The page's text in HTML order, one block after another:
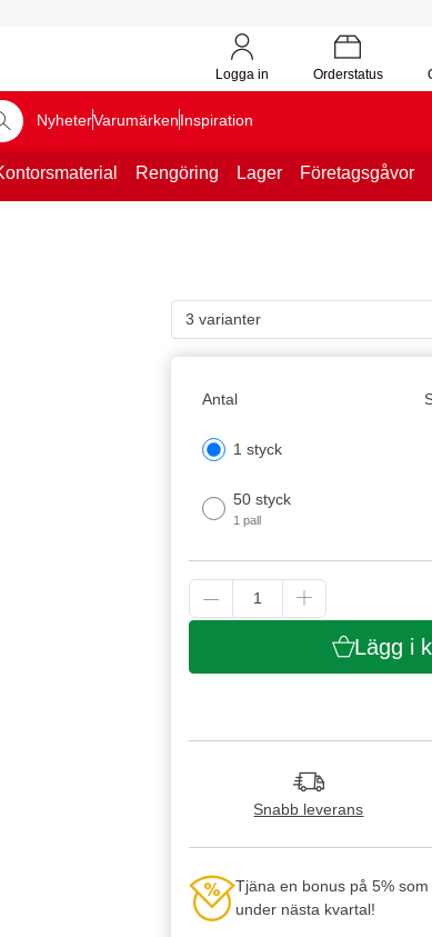
Logga in Orderstatus
NyheterVarumärkenInspiration
Rengöring Lager Företagsgåvor
3 varianter
Antal
1 styck
50 styck
1 pall
Lägg i
Snabb leverans
Tjäna en bonus på 5%
under nästa kvartal!